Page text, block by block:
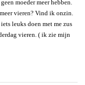
moeder meer hebben.
vieren? Vind ik onzin.
leuks doen met me zus
vieren. ( ik zie mijn